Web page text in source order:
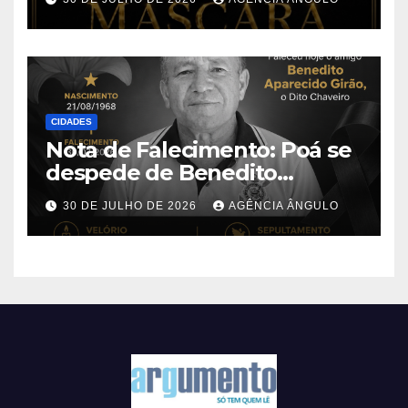
CIDADES
Nota de Falecimento: Poá se
despede de Benedito
Aparecido Girão, o conhecido
“Dito Chaveiro”
30 DE JULHO DE 2026 AGÊNCIA ÂNGULO